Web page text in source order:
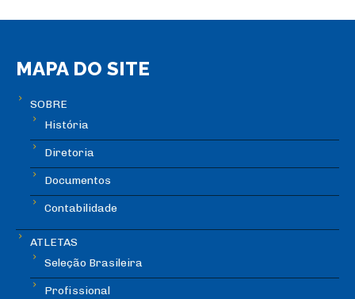
MAPA DO SITE
SOBRE
História
Diretoria
Documentos
Contabilidade
ATLETAS
Seleção Brasileira
Profissional